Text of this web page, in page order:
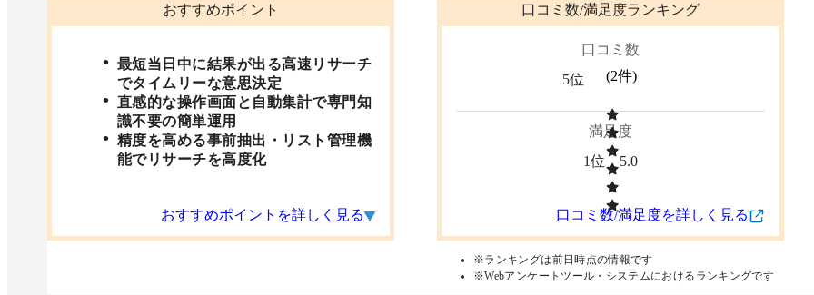
おすすめポイント
最短当日中に結果が出る高速リサーチ
でタイムリーな意思決定
直感的な操作画面と自動集計で専門知
識不要の簡単運用
精度を高める事前抽出・リスト管理機
能でリサーチを高度化
おすすめポイントを詳しく見る
口コミ数/満足度ランキング
口コミ数
5位
(2件)
満足度
1位
5.0
口コミ数/満足度を詳しく見る
※ランキングは前日時点の情報です
※Webアンケートツール・システムにおけるランキングです